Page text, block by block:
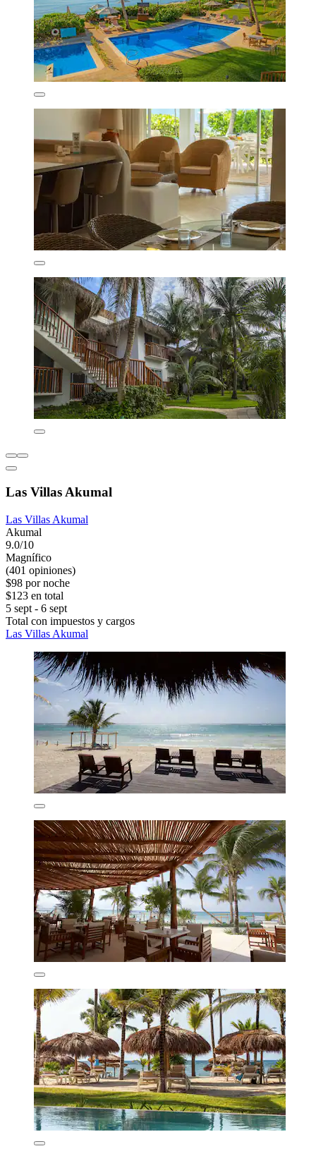
Las Villas Akumal
Las Villas Akumal
Akumal
9.0/10
Magnífico
(401 opiniones)
$98 por noche
$123 en total
5 sept - 6 sept
Total con impuestos y cargos
Las Villas Akumal